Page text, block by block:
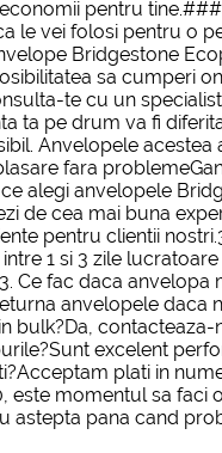
pentru
le vei folosi pentru o
Bridgestone
sa cumperi
te cu un
ta pe drum va fi
Anvelopele
fara
alegi anvelopele
de cea mai buna
pentru clientii
1 si 3 zile
fac daca
anvelopele
excelent
plati in
momentul sa
pana cand